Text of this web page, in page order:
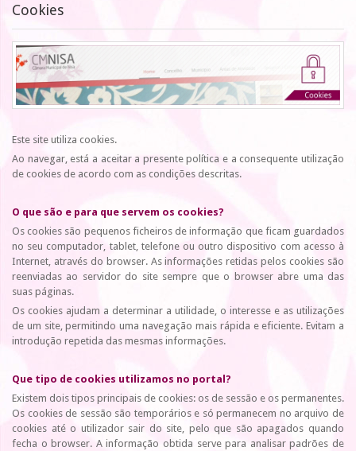
Cookies
Este site utiliza cookies.
Ao navegar, está a aceitar a presente política e a consequente utilização
de cookies de acordo com as condições descritas.
O que são e para que servem os cookies?
Os cookies são pequenos ficheiros de informação que ficam guardados
no seu computador, tablet, telefone ou outro dispositivo com acesso à
Internet, através do browser. As informações retidas pelos cookies são
reenviadas ao servidor do site sempre que o browser abre uma das
suas páginas.
Os cookies ajudam a determinar a utilidade, o interesse e as utilizações
de um site, permitindo uma navegação mais rápida e eficiente. Evitam a
introdução repetida das mesmas informações.
Que tipo de cookies utilizamos no portal?
Existem dois tipos principais de cookies: os de sessão e os permanentes.
Os cookies de sessão são temporários e só permanecem no arquivo de
cookies até o utilizador sair do site, pelo que são apagados quando
fecha o browser. A informação obtida serve para analisar padrões de